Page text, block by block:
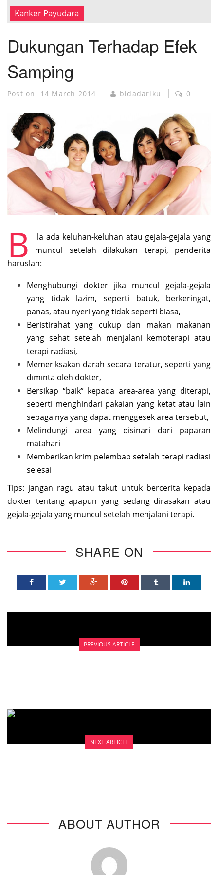
MUSEUM KANKER
Kanker Payudara
Dukungan Terhadap Efek
Samping
Post on: 14 March 2014 bidadariku 0
B
ila ada keluhan-keluhan atau gejala-gejala yang
muncul setelah dilakukan terapi, penderita
haruslah:
Menghubungi dokter jika muncul gejala-gejala
yang tidak lazim, seperti batuk, berkeringat,
panas, atau nyeri yang tidak seperti biasa,
Beristirahat yang cukup dan makan makanan
yang sehat setelah menjalani kemoterapi atau
terapi radiasi,
Memeriksakan darah secara teratur, seperti yang
diminta oleh dokter,
Bersikap “baik” kepada area-area yang diterapi,
seperti menghindari pakaian yang ketat atau lain
sebagainya yang dapat menggesek area tersebut,
Melindungi area yang disinari dari paparan
matahari
Memberikan krim pelembab setelah terapi radiasi
selesai
Tips: jangan ragu atau takut untuk bercerita kepada
dokter tentang apapun yang sedang dirasakan atau
gejala-gejala yang muncul setelah menjalani terapi.
SHARE ON
PREVIOUS ARTICLE
NEXT ARTICLE
ABOUT AUTHOR